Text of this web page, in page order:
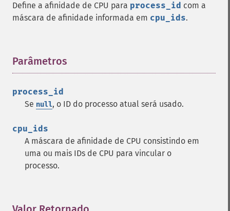
Define a afinidade de CPU para process_id com a
máscara de afinidade informada em cpu_ids.
Parâmetros
process_id
Se null, o ID do processo atual será usado.
cpu_ids
A máscara de afinidade de CPU consistindo em
uma ou mais IDs de CPU para vincular o
processo.